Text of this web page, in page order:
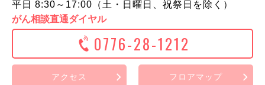
平日 8:30～17:00（土・日曜日、祝祭日を除く）
がん相談直通ダイヤル
0776-28-1212
アクセス フロアマップ